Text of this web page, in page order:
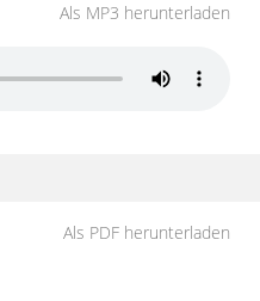
Als MP3 herunterladen
Als PDF herunterladen